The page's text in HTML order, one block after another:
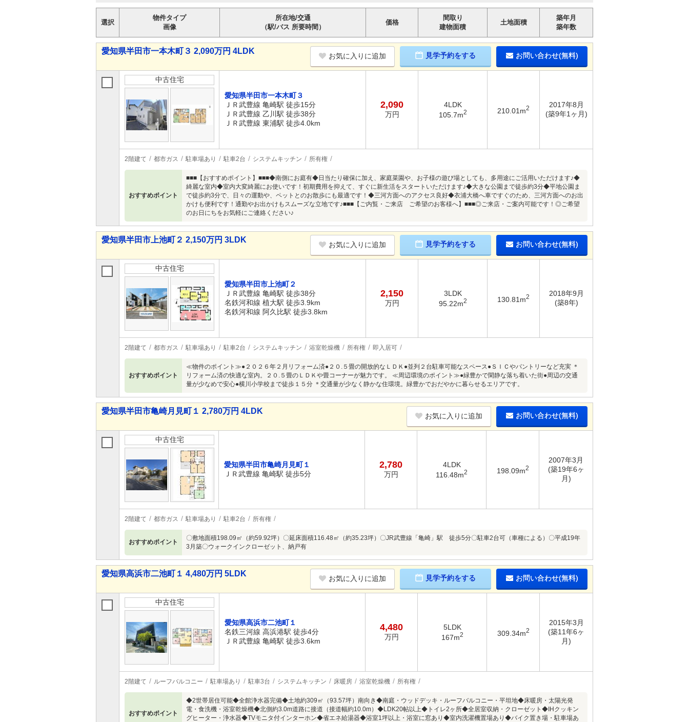
選択
物件タイプ
画像
所在地/交通
（駅/バス 所要時間）
価格
間取り
建物面積
土地面積
築年月
築年数
愛知県半田市一本木町３ 2,090万円 4LDK
お気に入りに追加 見学予約をする お問い合わせ(無料)
中古住宅
愛知県半田市一本木町３
ＪＲ武豊線 亀崎駅 徒歩15分
ＪＲ武豊線 乙川駅 徒歩38分
ＪＲ武豊線 東浦駅 徒歩4.0km
2,090
万円
4LDK
105.7m2 210.01m2
2017年8月
(築9年1ヶ月)
2階建て 都市ガス 駐車場あり 駐車2台 システムキッチン 所有権
おすすめポイント
■■■【おすすめポイント】■■■◆南側にお庭有◆日当たり確保に加え、家庭菜園や、お子様の遊び場としても、多用途にご活用いただけます♪◆
綺麗な室内◆室内大変綺麗にお使いです！初期費用を抑えて、すぐに新生活をスタートいただけます♪◆大きな公園まで徒歩約3分◆平地公園ま
で徒歩約3分で、日々の運動や、ペットとのお散歩にも最適です！◆三河方面へのアクセス良好◆衣浦大橋へ車ですぐのため、三河方面へのお出
かけも便利です！通勤やお出かけもスムーズな立地です♪■■■【ご内覧・ご来店 ご希望のお客様へ】■■■◎ご来店・ご案内可能です！◎ご希望
のお日にちをお気軽にご連絡ください♪
愛知県半田市上池町２ 2,150万円 3LDK
お気に入りに追加 見学予約をする お問い合わせ(無料)
中古住宅
愛知県半田市上池町２
ＪＲ武豊線 亀崎駅 徒歩38分
名鉄河和線 植大駅 徒歩3.9km
名鉄河和線 阿久比駅 徒歩3.8km
2,150
万円
3LDK
95.22m2 130.81m2
2018年9月
(築8年)
2階建て 都市ガス 駐車場あり 駐車2台 システムキッチン 浴室乾燥機 所有権 即入居可
おすすめポイント
≪物件のポイント≫●２０２６年２月リフォーム済●２０.５畳の開放的なＬＤＫ●並列２台駐車可能なスペース●ＳＩＣやパントリーなど充実 ＊
リフォーム済の快適な室内。２０.５畳のＬＤＫや畳コーナーが魅力です。 ≪周辺環境のポイント≫●緑豊かで閑静な落ち着いた街●周辺の交通
量が少なめで安心●横川小学校まで徒歩１５分 ＊交通量が少なく静かな住環境。緑豊かでおだやかに暮らせるエリアです。
愛知県半田市亀崎月見町１ 2,780万円 4LDK
お気に入りに追加 お問い合わせ(無料)
中古住宅
愛知県半田市亀崎月見町１
ＪＲ武豊線 亀崎駅 徒歩5分
2,780
万円
4LDK
116.48m2 198.09m2
2007年3月
(築19年6ヶ
月)
2階建て 都市ガス 駐車場あり 駐車2台 所有権
おすすめポイント
〇敷地面積198.09㎡（約59.92坪）〇延床面積116.48㎡（約35.23坪）〇JR武豊線「亀崎」駅 徒歩5分〇駐車2台可（車種による）〇平成19年
3月築〇ウォークインクローゼット、納戸有
愛知県高浜市二池町１ 4,480万円 5LDK
お気に入りに追加 見学予約をする お問い合わせ(無料)
中古住宅
愛知県高浜市二池町１
名鉄三河線 高浜港駅 徒歩4分
ＪＲ武豊線 亀崎駅 徒歩3.6km
4,480
万円
5LDK
167m2 309.34m2
2015年3月
(築11年6ヶ
月)
2階建て ルーフバルコニー 駐車場あり 駐車3台 システムキッチン 床暖房 浴室乾燥機 所有権
おすすめポイント
◆2世帯居住可能◆全館浄水器完備◆土地約309㎡（93.57坪）南向き◆南庭・ウッドデッキ・ルーフバルコニー・平坦地◆床暖房・太陽光発
電・食洗機・浴室乾燥機◆北側約3.0m道路に接道（接道幅約10.0m）◆LDK20帖以上◆トイレ2ヶ所◆全居室収納・クローゼット◆IHクッキン
グヒーター・浄水器◆TVモニタ付インターホン◆省エネ給湯器◆浴室1坪以上・浴室に窓あり◆室内洗濯機置場あり◆バイク置き場・駐車場あ